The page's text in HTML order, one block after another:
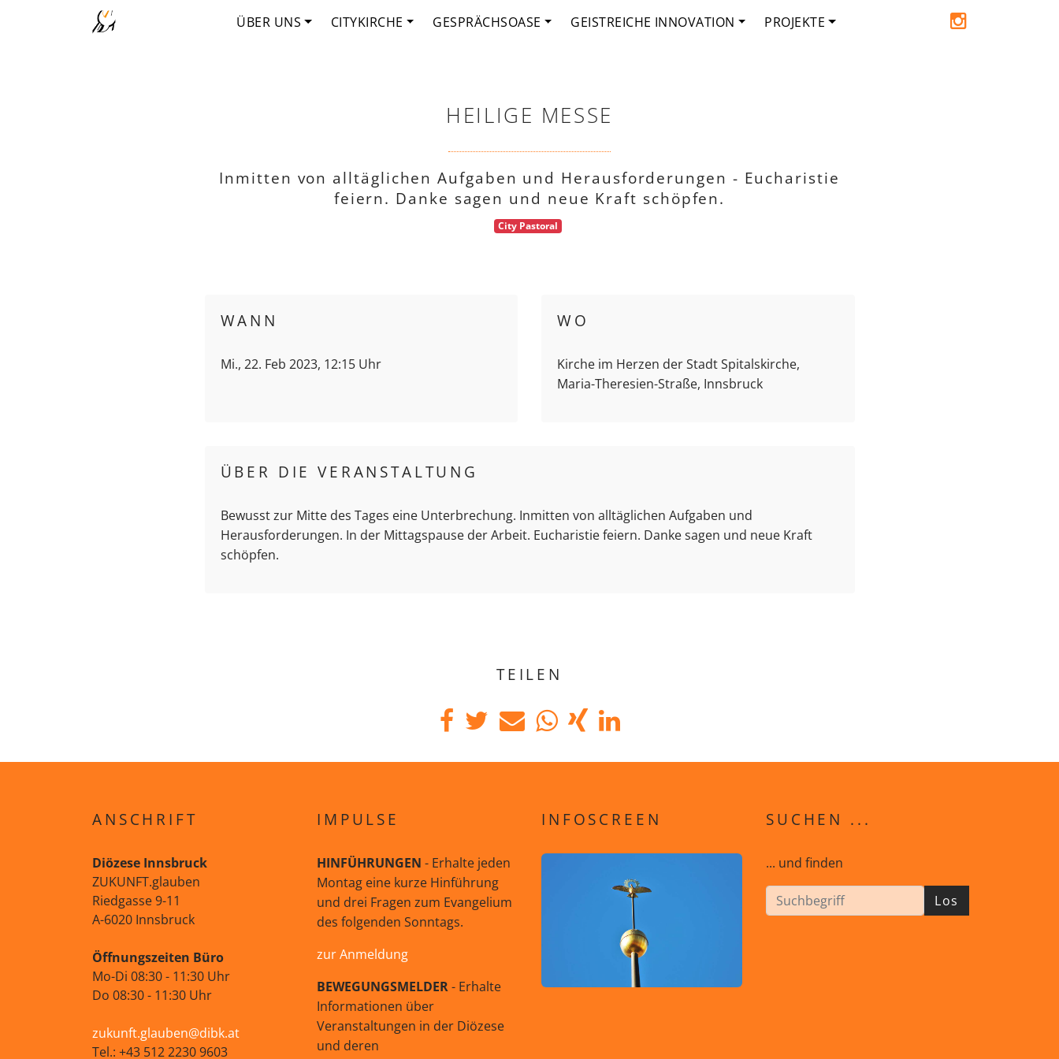
ÜBER UNS CITYKIRCHE GESPRÄCHSOASE GEISTREICHE INNOVATION PROJEKTE
HEILIGE MESSE
Inmitten von alltäglichen Aufgaben und Herausforderungen - Eucharistie
feiern. Danke sagen und neue Kraft schöpfen.
City Pastoral
WANN
Mi., 22. Feb 2023, 12:15 Uhr
WO
Kirche im Herzen der Stadt Spitalskirche,
Maria-Theresien-Straße, Innsbruck
ÜBER DIE VERANSTALTUNG
Bewusst zur Mitte des Tages eine Unterbrechung. Inmitten von alltäglichen Aufgaben und
Herausforderungen. In der Mittagspause der Arbeit. Eucharistie feiern. Danke sagen und neue Kraft
schöpfen.
TEILEN
ANSCHRIFT
Diözese Innsbruck
ZUKUNFT.glauben
Riedgasse 9-11
A-6020 Innsbruck
Öffnungszeiten Büro
Mo-Di 08:30 - 11:30 Uhr
Do 08:30 - 11:30 Uhr
zukunft.glauben@dibk.at
Tel.: +43 512 2230 9603
IMPULSE
HINFÜHRUNGEN - Erhalte jeden
Montag eine kurze Hinführung
und drei Fragen zum Evangelium
des folgenden Sonntags.
zur Anmeldung
BEWEGUNGSMELDER- Erhalte
Informationen über
Veranstaltungen in der Diözese
und deren
INFOSCREEN SUCHEN ...
... und finden
Los